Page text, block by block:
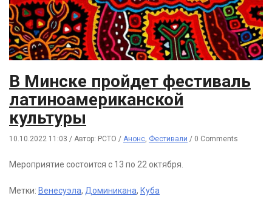
В Минске пройдет фестиваль
латиноамериканской
культуры
10.10.2022 11:03 / Автор: РСТО / Анонс, Фестивали / 0 Comments
Мероприятие состоится с 13 по 22 октября.
Метки: Венесуэла, Доминикана, Куба